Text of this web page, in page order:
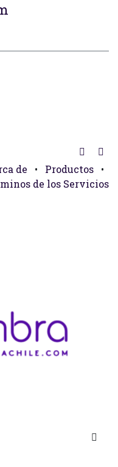
de • Productos
•
de los Servicios